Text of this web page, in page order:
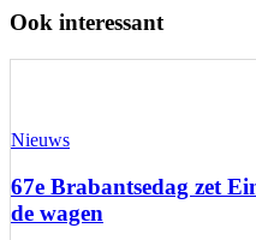
Ook interessant
Nieuws
67e Brabantsedag zet
de wagen